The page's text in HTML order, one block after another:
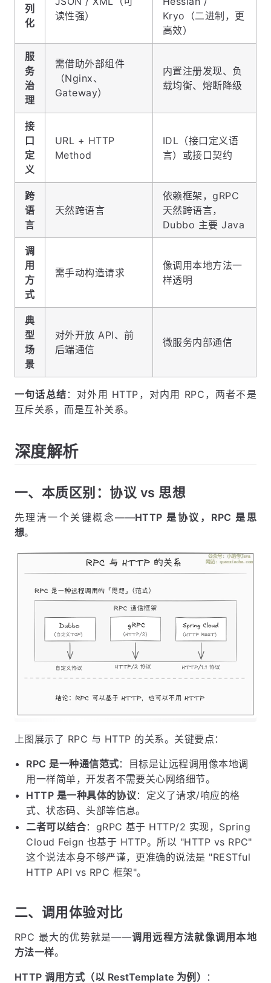
列
化
读性强）
Kryo（二进制，更
高效）
服
务
治
理
需借助外部组件
（Nginx、
Gateway）
内置注册发现、负
载均衡、熔断降级
接
口
定
义
URL + HTTP
Method
IDL（接口定义语
言）或接口契约
跨
语
言
天然跨语言
依赖框架，gRPC
天然跨语言，
Dubbo 主要 Java
调
用
方
式
需手动构造请求
像调用本地方法一
样透明
典
型
场
景
对外开放 API、前
后端通信
微服务内部通信
一句话总结 ：对外用 HTTP，对内用 RPC，两者不是
互斥关系，而是互补关系。
深度解析
一、本质区别：协议 vs 思想
先理清一个关键概念——HTTP 是协议，RPC 是思
想。
上图展示了 RPC 与 HTTP 的关系。关键要点：
RPC 是一种通信范式：目标是让远程调用像本地调
用一样简单，开发者不需要关心网络细节。
HTTP 是一种具体的协议：定义了请求/响应的格
式、状态码、头部等信息。
二者可以结合：gRPC 基于 HTTP/2 实现，Spring
Cloud Feign 也基于 HTTP。所以 "HTTP vs RPC"
这个说法本身不够严谨，更准确的说法是 "RESTful
HTTP API vs RPC 框架"。
二、调用体验对比
RPC 最大的优势就是——调用远程方法就像调用本地
方法一样。
HTTP 调用方式（以 RestTemplate 为例） ：